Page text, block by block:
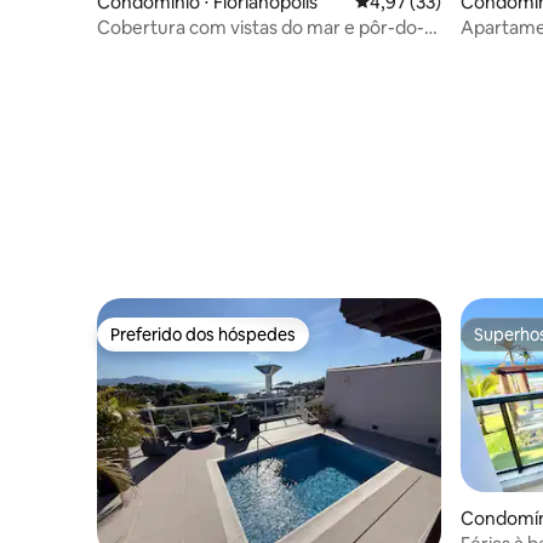
Cobertura com vistas do mar e pôr-do-
Preferido dos hóspedes
Preferido dos hóspedes